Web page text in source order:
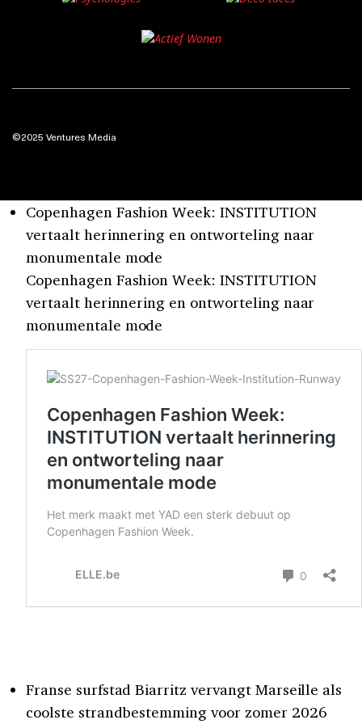
©2025 Ventures Media
Copenhagen Fashion Week: INSTITUTION
vertaalt herinnering en ontworteling naar
monumentale mode
Copenhagen Fashion Week: INSTITUTION
vertaalt herinnering en ontworteling naar
monumentale mode
Franse surfstad Biarritz vervangt Marseille als
coolste strandbestemming voor zomer 2026